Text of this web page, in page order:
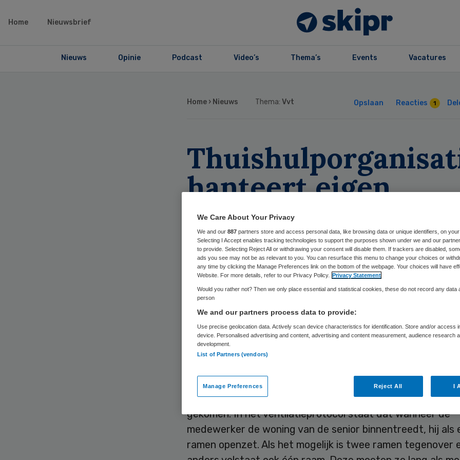
Home Nieuwsbrief
Nieuws Opinie Podcast Video’s Thema’s Events Vacatures
Home › Nieuws Thema:Vvt Opslaan Reacties 1
hanteert eigen
ventilatieprotocol
Skipr Redactie 12 augustus 2020, 11:25 1028 keer gelezen
De achthonderd medewerkers van thuishulporganisatie
Service in Rotterdam gaan bij cliëntbezoek voortaan de
tegen elkaar open zetten. Met dit eigen ventilatieprotocol
Service verspreiding van het coronavirus tegen gaan.
Senior Servicekende al richtlijnen voor verplicht handen
het dragen van mondkapjes. Nu is daar verplichte
gekomen. In het ventilatieprotocol staat dat wanneer de
medewerker de woning van de senior binnentreedt, hij als
ramen openzet. Als het mogelijk is twee ramen tegenover
We Care About Your Privacy
We and our 887 partners store and access personal data, like browsing data or unique identifiers, on your
Selecting I Accept enables tracking technologies to support the purposes shown under we and our
to provide. Selecting Reject All or withdrawing your consent will disable them. If trackers are disabled,
ads you see may not be as relevant to you. You can resurface this menu to change your choices or
any time by clicking the Manage Preferences link on the bottom of the webpage. Your choices will have
Website. For more details, refer to our Privacy Policy. Privacy Statement
Would you rather not? Then we only place essential and statistical cookies, these do not record any data
person
We and our partners process data to provide:
Use precise geolocation data. Actively scan device characteristics for identification. Store and/or access
device. Personalised advertising and content, advertising and content measurement, audience research
development.
List of Partners (vendors)
Manage Preferences Reject All I